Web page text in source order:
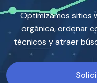
Optimizamos sitios
orgánica, ordenar
técnicos y atraer